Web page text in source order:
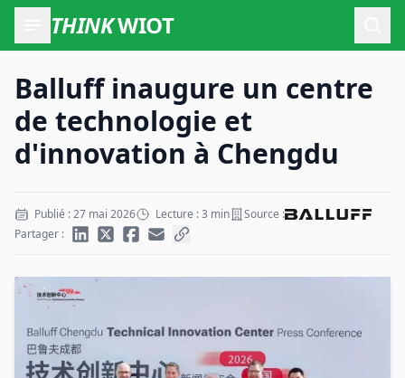
THINKWIOT
Balluff inaugure un centre
de technologie et
d'innovation à Chengdu
Publié : 27 mai 2026 Lecture : 3 min
Source :
Partager :